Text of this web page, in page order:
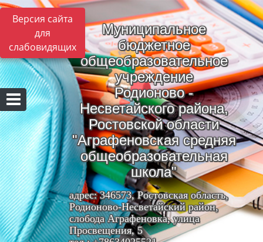
Версия сайта
для
слабовидящих
Муниципальное
бюджетное
общеобразовательное
учреждение
Родионово -
Несветайского района,
Ростовской области
"Аграфеновская средняя
общеобразовательная
школа"
адрес: 346573, Ростовская область,
Родионово-Несветайский район,
слобода Аграфеновка, улица
Просвещения, 5